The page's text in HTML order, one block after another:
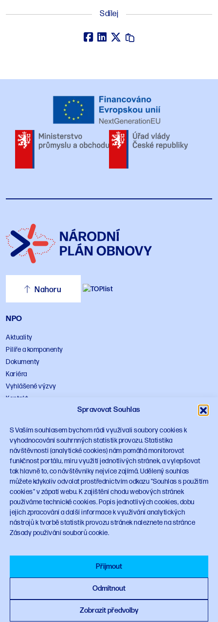
Spravovat Souhlas
S Vaším souhlasem bychom rádi využívali soubory cookies k
vyhodnocování souhrnných statistik provozu. Statistika
návštěvnosti (analytické cookies) nám pomáhá monitorovat
funkčnost portálu, míru využití jednotlivých stránek, a vylepšovat
tak hlavně to, co návštěvníky nejvíce zajímá. Udělený souhlas
můžete kdykoliv odvolat prostřednictvím odkazu "Souhlas s použitím
cookies" v zápatí webu. K zajištění chodu webových stránek
používáme technické cookies. Popis jednotlivých cookies, dobu
jejich zpracování a další informace k využívání analytických
nástrojů k tvorbě statistik provozu stránek naleznete na stránce
Zásady používání souborů cookie.
Přijmout
Odmítnout
Zobrazit předvolby
Sdílej
NPO
Aktuality
Pilíře a komponenty
Dokumenty
Kariéra
Vyhlášené výzvy
Kontakt
Zpracování osobních údajů
Souhlas s použitím cookies
Odkazy
mpo.gov.cz
vlada.gov.cz
Design manuál
Sledujte NPO
Nahoru
planobnovy.gov.cz